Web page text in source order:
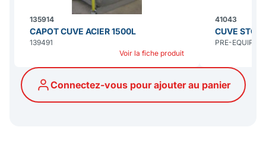
135914
CAPOT CUVE ACIER 1500L
139491
Voir la fiche produit
41043
CUVE
PRE-EQUIPEE
Connectez-vous pour ajouter au panier